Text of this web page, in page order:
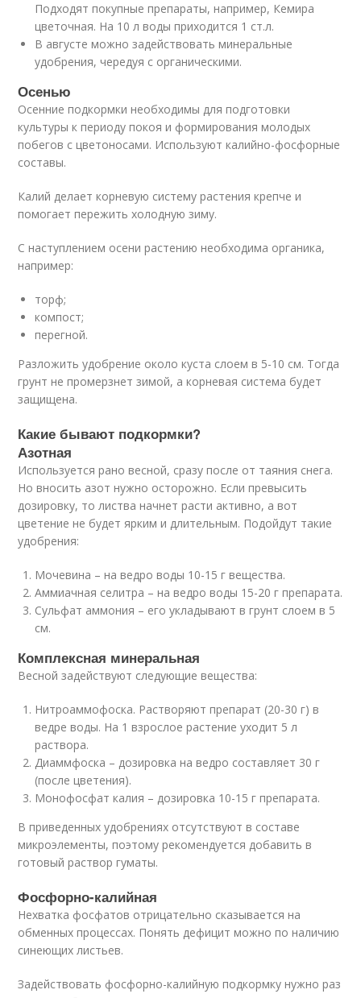
Подходят покупные препараты, например, Кемира
цветочная. На 10 л воды приходится 1 ст.л.
В августе можно задействовать минеральные
удобрения, чередуя с органическими.
Осенью
Осенние подкормки необходимы для подготовки
культуры к периоду покоя и формирования молодых
побегов с цветоносами. Используют калийно-фосфорные
составы.
Калий делает корневую систему растения крепче и
помогает пережить холодную зиму.
С наступлением осени растению необходима органика,
например:
торф;
компост;
перегной.
Разложить удобрение около куста слоем в 5-10 см. Тогда
грунт не промерзнет зимой, а корневая система будет
защищена.
Какие бывают подкормки?
Азотная
Используется рано весной, сразу после от таяния снега.
Но вносить азот нужно осторожно. Если превысить
дозировку, то листва начнет расти активно, а вот
цветение не будет ярким и длительным. Подойдут такие
удобрения:
Мочевина – на ведро воды 10-15 г вещества.
Аммиачная селитра – на ведро воды 15-20 г препарата.
Сульфат аммония – его укладывают в грунт слоем в 5
см.
Комплексная минеральная
Весной задействуют следующие вещества:
Нитроаммофоска. Растворяют препарат (20-30 г) в
ведре воды. На 1 взрослое растение уходит 5 л
раствора.
Диаммфоска – дозировка на ведро составляет 30 г
(после цветения).
Монофосфат калия – дозировка 10-15 г препарата.
В приведенных удобрениях отсутствуют в составе
микроэлементы, поэтому рекомендуется добавить в
готовый раствор гуматы.
Фосфорно-калийная
Нехватка фосфатов отрицательно сказывается на
обменных процессах. Понять дефицит можно по наличию
синеющих листьев.
Задействовать фосфорно-калийную подкормку нужно раз